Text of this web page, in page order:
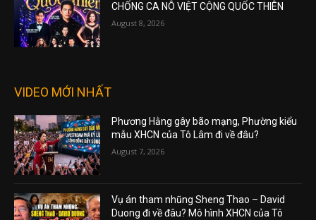
CHỐNG CA NÔ VIỆT CỘNG QUỐC THIÊN
August 8, 2026
VIDEO MỚI NHẤT
Phương Hằng gây bão mạng, Phường kiểu
mẫu XHCN của Tô Lâm đi về đâu?
August 7, 2026
Vụ án tham nhũng Sheng Thao – David
Duong đi về đâu? Mô hình XHCN của Tô